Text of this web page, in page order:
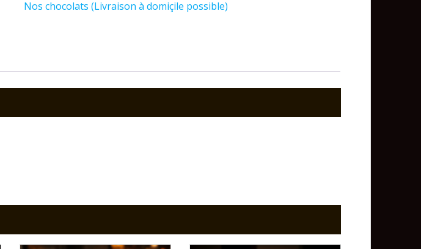
Nos chocolats (Livraison à domiçile possible)